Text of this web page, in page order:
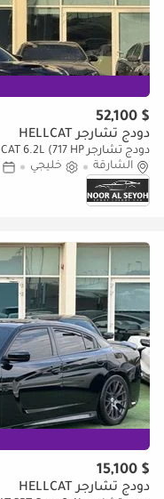
$ 52,100
دودج تشارجر HELLCAT
دودج تشارجر HELLCAT 6.2L (717 HP)
الشارقة
خليجي
$ 15,100
دودج تشارجر HELLCAT